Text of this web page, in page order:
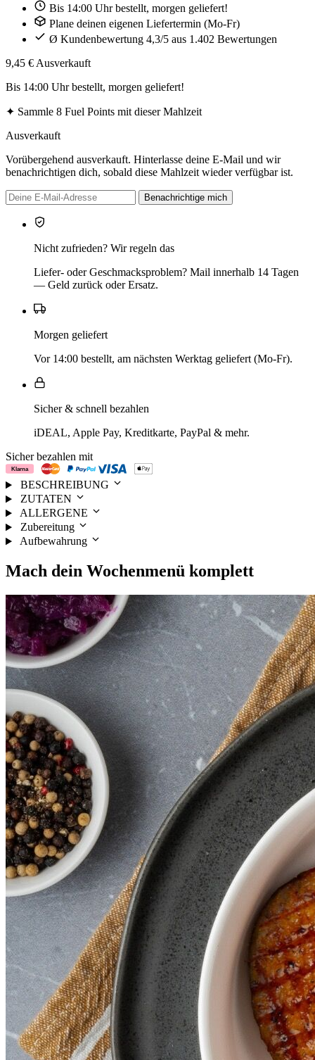
Bis 14:00 Uhr bestellt, morgen geliefert!
Plane deinen eigenen Liefertermin (Mo-Fr)
Ø Kundenbewertung 4,3/5 aus 1.402 Bewertungen
9,45 € Ausverkauft
Bis 14:00 Uhr bestellt, morgen geliefert!
✦ Sammle 8 Fuel Points mit dieser Mahlzeit
Ausverkauft
Vorübergehend ausverkauft. Hinterlasse deine E-Mail und wir
benachrichtigen dich, sobald diese Mahlzeit wieder verfügbar ist.
Benachrichtige mich
Nicht zufrieden? Wir regeln das
Liefer- oder Geschmacksproblem? Mail innerhalb 14 Tagen
— Geld zurück oder Ersatz.
Morgen geliefert
Vor 14:00 bestellt, am nächsten Werktag geliefert (Mo-Fr).
Sicher & schnell bezahlen
iDEAL, Apple Pay, Kreditkarte, PayPal & mehr.
Sicher bezahlen mit
BESCHREIBUNG
ZUTATEN
ALLERGENE
Zubereitung
Aufbewahrung
Mach dein Wochenmenü komplett